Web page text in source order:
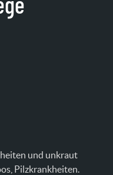
und unkraut
Pilzkrankheiten.